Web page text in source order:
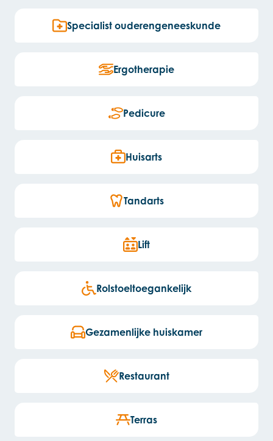
Specialist ouderengeneeskunde
Ergotherapie
Pedicure
Huisarts
Tandarts
Lift
Rolstoeltoegankelijk
Gezamenlijke huiskamer
Restaurant
Terras